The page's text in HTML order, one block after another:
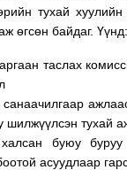
тухай хуулийн
өгсөн байдаг. Үүнд:
таслах
шилжүүлсэн тухай
буюу
асуудлаар